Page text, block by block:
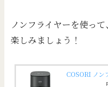
ノンフライヤーを使っ
楽しみましょう！
COSORI ノン